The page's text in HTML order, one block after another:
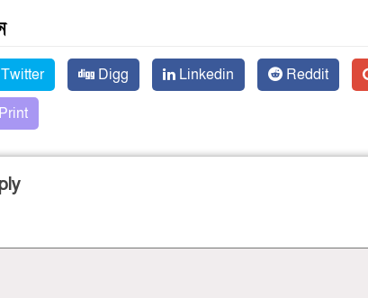
Twitter Digg Linkedin Reddit
Print